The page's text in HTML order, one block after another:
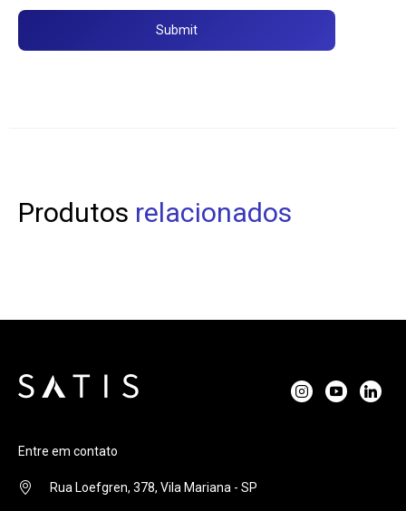
Produtos relacionados
Entre em contato
Rua Loefgren, 378, Vila Mariana - SP